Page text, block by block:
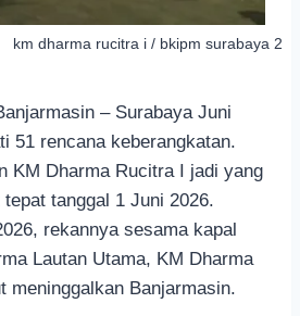
km dharma rucitra i / bkipm surabaya 2
– Surabaya Juni
51 rencana keberangkatan.
KM Dharma Rucitra I jadi yang
tanggal 1 Juni 2026.
rekannya sesama kapal
Lautan Utama, KM Dharma
meninggalkan Banjarmasin.